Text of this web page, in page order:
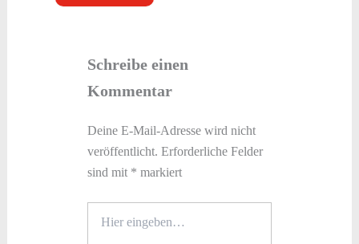
Schreibe einen
Kommentar
Deine E-Mail-Adresse wird nicht
veröffentlicht. Erforderliche Felder
sind mit * markiert
eingeben…